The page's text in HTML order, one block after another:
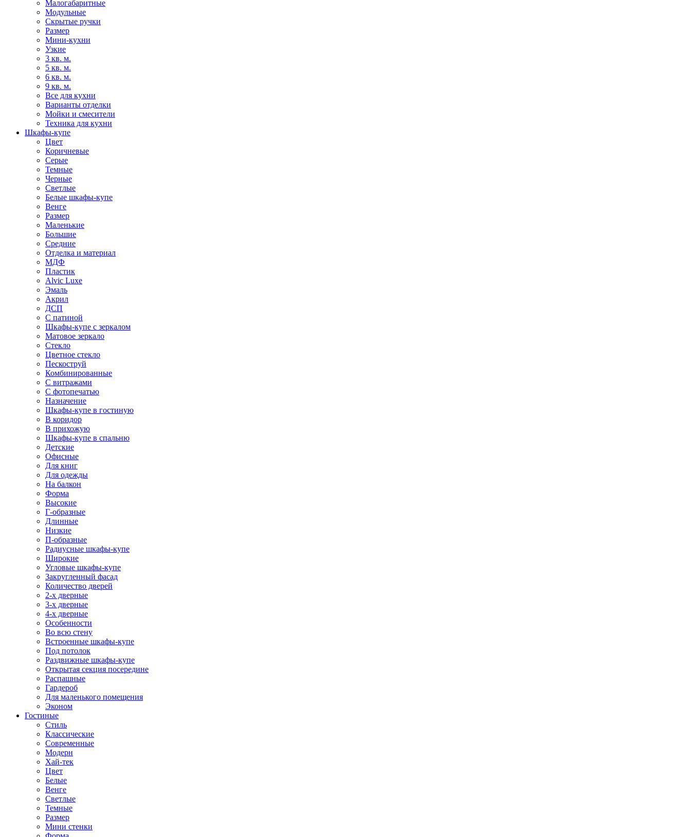
Малогабаритные
Модульные
Скрытые ручки
Размер
Мини-кухни
Узкие
3 кв. м.
5 кв. м.
6 кв. м.
9 кв. м.
Все для кухни
Варианты отделки
Мойки и смесители
Техника для кухни
Шкафы-купе
Цвет
Коричневые
Серые
Темные
Черные
Светлые
Белые шкафы-купе
Венге
Размер
Маленькие
Большие
Средние
Отделка и материал
МДФ
Пластик
Alvic Luxe
Эмаль
Акрил
ДСП
С патиной
Шкафы-купе с зеркалом
Матовое зеркало
Стекло
Цветное стекло
Пескоструй
Комбинированные
С витражами
С фотопечатью
Назначение
Шкафы-купе в гостиную
В коридор
В прихожую
Шкафы-купе в спальню
Детские
Офисные
Для книг
Для одежды
На балкон
Форма
Высокие
Г-образные
Длинные
Низкие
П-образные
Радиусные шкафы-купе
Широкие
Угловые шкафы-купе
Закругленный фасад
Количество дверей
2-х дверные
3-х дверные
4-х дверные
Особенности
Во всю стену
Встроенные шкафы-купе
Под потолок
Раздвижные шкафы-купе
Открытая секция посередине
Распашные
Гардероб
Для маленького помещения
Эконом
Гостиные
Стиль
Классические
Современные
Модерн
Хай-тек
Цвет
Белые
Венге
Светлые
Темные
Размер
Мини стенки